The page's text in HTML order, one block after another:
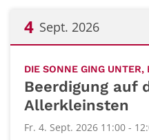
4 Sept. 2026
DIE SONNE GING
Beerdigung auf
Allerkleinsten
Fr. 4. Sept. 2026 11:00 -